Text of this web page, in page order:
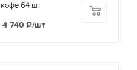
кофе 64 шт
4 740 ₽/шт